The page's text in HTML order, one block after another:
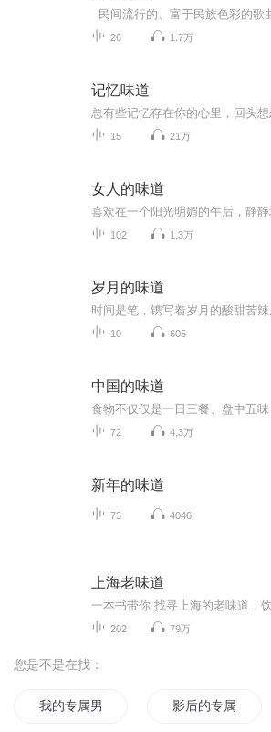
26 1.7万
记忆味道
15 21万
女人的味道
102 1.3万
岁月的味道
10 605
中国的味道
72 4.3万
新年的味道
73 4046
上海老味道
202 79万
您是不是在找：
我的专属男神 影后的专属小奶狗